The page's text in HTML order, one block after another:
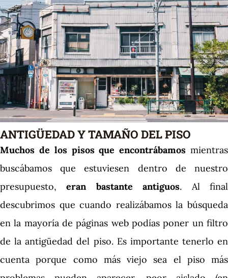
ANTIGÜEDAD Y TAMAÑO DEL PISO
Muchos de los pisos que encontrábamos mientras
buscábamos que estuviesen dentro de nuestro
presupuesto,eran bastante antiguos. Al final
descubrimos que cuando realizábamos la búsqueda
en la mayoría de páginas web podías poner un filtro
de la antigüedad del piso. Es importante tenerlo en
cuenta porque como más viejo sea el piso más